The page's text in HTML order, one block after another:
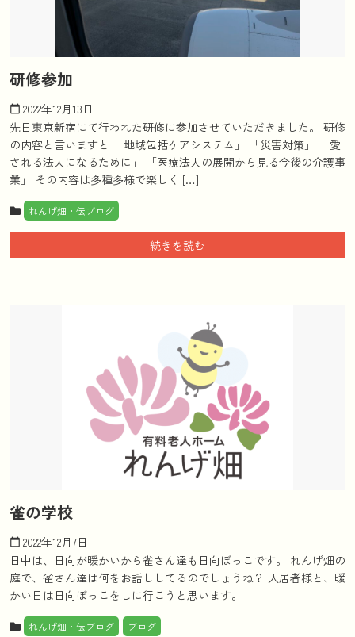
研修参加
calendar_today 2022年12月13日
先日東京新宿にて行われた研修に参加させていただきました。 研修
の内容と言いますと 「地域包括ケアシステム」 「災害対策」 「愛
される法人になるために」 「医療法人の展開から見る今後の介護事
業」 その内容は多種多様で楽しく […]
れんげ畑・伝ブログ
続きを読む
雀の学校
calendar_today 2022年12月7日
日中は、日向が暖かいから雀さん達も日向ぼっこです。 れんげ畑の
庭で、雀さん達は何をお話ししてるのでしょうね？ 入居者様と、暖
かい日は日向ぼっこをしに行こうと思います。
れんげ畑・伝ブログ ブログ